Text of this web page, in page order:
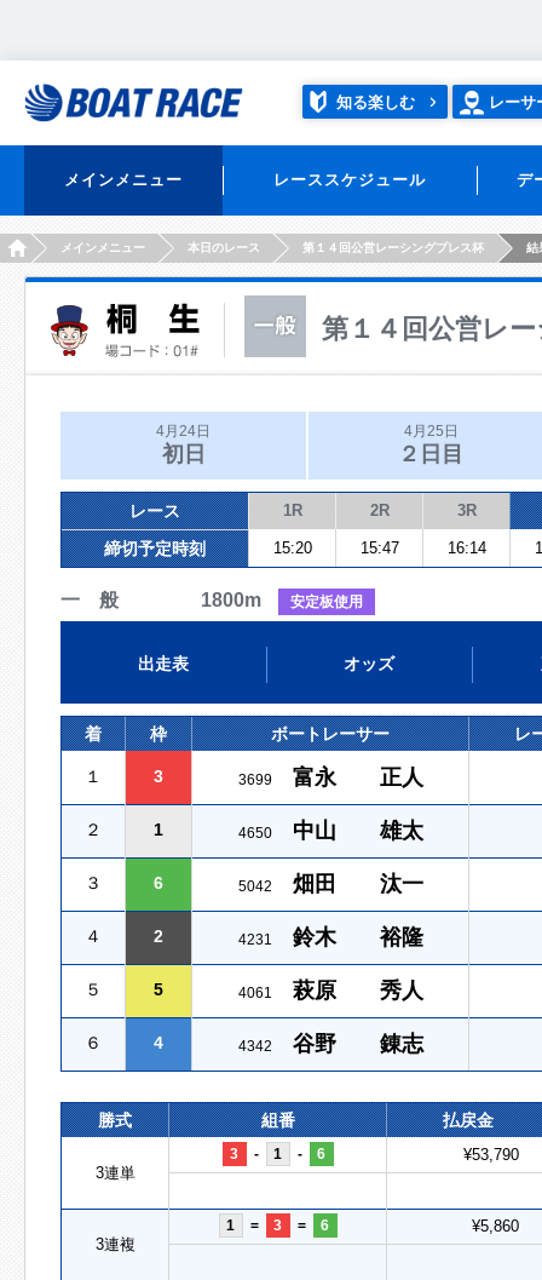
知る楽しむ レーサ
メインメニュー レーススケジュール デ
HOMEメインメニュー 本日のレース 第１４回公営レーシングプレス杯 結
第１４回公営レ
4月24日
初日
4月25日
２日目
レース 1R 2R 3R
締切予定時刻 15:20 15:47 16:14
一 般 1800m 安定板使用
出走表 オッズ
着 枠 ボートレーサー レ
１ 3 3699 富永 正人
２ 1 4650 中山 雄太
３ 6 5042 畑田 汰一
４ 2 4231 鈴木 裕隆
５ 5 4061 萩原 秀人
６ 4 4342 谷野 錬志
勝式 組番 払戻金
3連単
3 - 1 - 6 ¥53,790
3連複
1 = 3 = 6 ¥5,860